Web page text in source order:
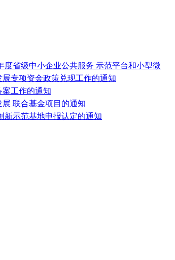
度省级中小企业公共服务 示范平台和小型微
专项资金政策兑现工作的通知
案工作的通知
展 联合基金项目的通知
新示范基地申报认定的通知